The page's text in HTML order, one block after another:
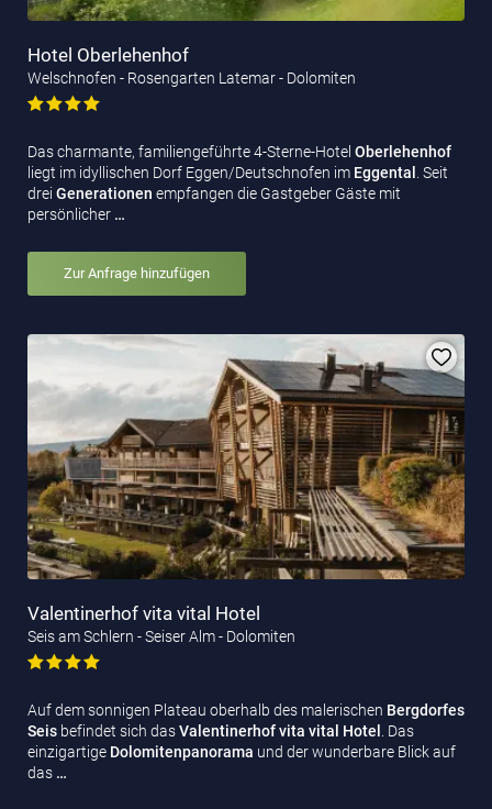
Hotel Oberlehenhof
Welschnofen - Rosengarten Latemar - Dolomiten
Das charmante, familiengeführte 4-Sterne-Hotel Oberlehenhof
liegt im idyllischen Dorf Eggen/Deutschnofen im Eggental . Seit
drei Generationen empfangen die Gastgeber Gäste mit
persönlicher …
Zur Anfrage hinzufügen
Valentinerhof vita vital Hotel
Seis am Schlern - Seiser Alm - Dolomiten
Auf dem sonnigen Plateau oberhalb des malerischen Bergdorfes
Seis befindet sich dasValentinerhof vita vital Hotel
. Das
einzigartige Dolomitenpanorama und der wunderbare Blick auf
das …